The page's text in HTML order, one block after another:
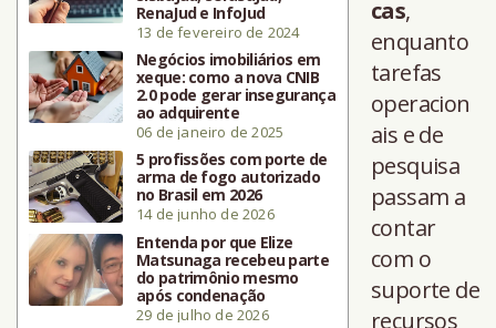
RenaJud e InfoJud
13 de fevereiro de 2024
Negócios imobiliários em
xeque: como a nova CNIB
2.0 pode gerar insegurança
ao adquirente
06 de janeiro de 2025
5 profissões com porte de
arma de fogo autorizado
no Brasil em 2026
14 de junho de 2026
Entenda por que Elize
Matsunaga recebeu parte
do patrimônio mesmo
após condenação
29 de julho de 2026
cas,
enquanto
tarefas
operacion
ais e de
pesquisa
passam a
contar
com o
suporte de
recursos